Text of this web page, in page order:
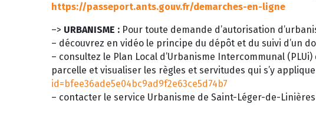
https://passeport.ants.gouv.fr/demarches-en-ligne
–> URBANISME : Pour toute demande d’autorisation
– découvrez en vidéo le principe du dépôt et du suivi d’un
– consultez le Plan Local d’Urbanisme Intercommunal
parcelle et visualiser les règles et servitudes qui s’y
id=bfee36ade5e04bc9ad9f2e63ce5d74b7
– contacter le service Urbanisme de Saint-Léger-de-